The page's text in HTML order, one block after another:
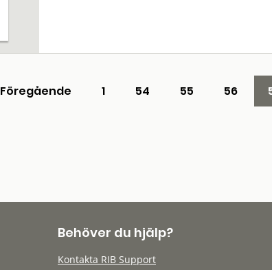
Föregående 1 54 55 56
Behöver du hjälp?
Kontakta RIB Support